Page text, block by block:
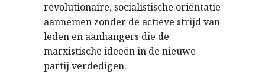
revolutionaire, socialistische oriëntatie
aannemen zonder de actieve strijd van
leden en aanhangers die de
marxistische ideeën in de nieuwe
partij verdedigen.